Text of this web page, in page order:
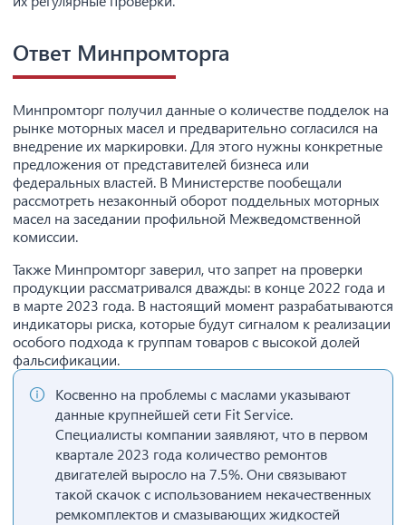
Ответ Минпромторга
Минпромторг получил данные о количестве подделок на
рынке моторных масел и предварительно согласился на
внедрение их маркировки. Для этого нужны конкретные
предложения от представителей бизнеса или
федеральных властей. В Министерстве пообещали
рассмотреть незаконный оборот поддельных моторных
масел на заседании профильной Межведомственной
комиссии.
Также Минпромторг заверил, что запрет на проверки
продукции рассматривался дважды: в конце 2022 года и
в марте 2023 года. В настоящий момент разрабатываются
индикаторы риска, которые будут сигналом к реализации
особого подхода к группам товаров с высокой долей
фальсификации.
Косвенно на проблемы с маслами указывают
данные крупнейшей сети Fit Service.
Специалисты компании заявляют, что в первом
квартале 2023 года количество ремонтов
двигателей выросло на 7.5%. Они связывают
такой скачок с использованием некачественных
ремкомплектов и смазывающих жидкостей